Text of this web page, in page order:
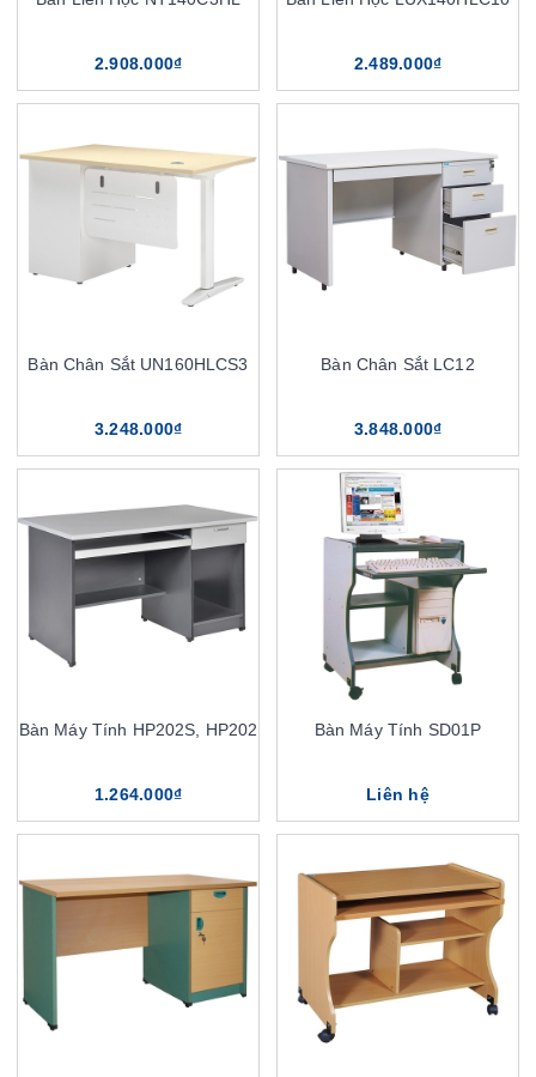
2.908.000₫ 2.489.000₫
Bàn Chân Sắt UN160HLCS3
3.248.000₫
Bàn Chân Sắt LC12
3.848.000₫
Bàn Máy Tính HP202S, HP202
1.264.000₫
Bàn Máy Tính SD01P
Liên hệ